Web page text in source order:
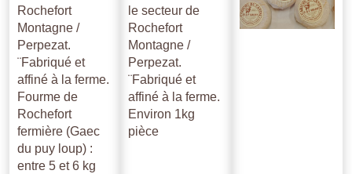
Rochefort
Montagne /
Perpezat.
¨Fabriqué et
affiné à la ferme.
Fourme de
Rochefort
fermière (Gaec
du puy loup) :
entre 5 et 6 kg
le secteur de
Rochefort
Montagne /
Perpezat.
¨Fabriqué et
affiné à la ferme.
Environ 1kg
pièce